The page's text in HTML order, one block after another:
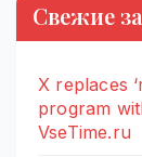
Свежие
X replaces
program
VseTime.ru